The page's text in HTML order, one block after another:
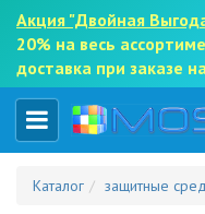
Акция "Двойная
20% на весь
доставка при заказе
Каталог защитные